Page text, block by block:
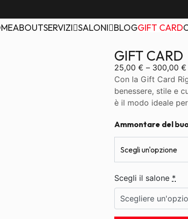
ABOUTSERVIZI SALONI BLOGGIFT CARD
GIFT CARD
25,00 € – 300,00 €
Con la Gift Card
benessere, stile e
è il modo ideale
Ammontare del
Scegli il salone *